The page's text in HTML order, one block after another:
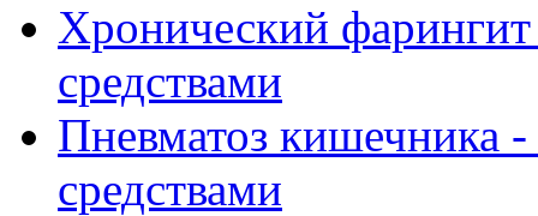
Хронический
средствами
Пневматоз кишечника
средствами